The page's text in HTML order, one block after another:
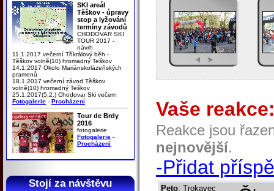
SKI areál
Těškov - úpravy
stop a lyžování
termíny závodů
CHODOVAR SKI
TOUR 2017 -
návrh
11.1.2017 večerní Tříkrálový běh -
Těškov volně(10) hromadný Teškov
14.1.2017 Okolo Mariánskolázeňských
pramenů
18.1.2017 večerní závod Těškov
volně(10) hromadný Teškov
25.1.2017(5.2.) Chodovar Ski večern
Fotogalerie - Procházení
Tour de Brdy
2016
fotogalerie
Fotogalerie -
Procházení
Stojí za návštěvu
Vaše
Reakce jsou
nejnovější.
-Přidat
Peto: Trokavec